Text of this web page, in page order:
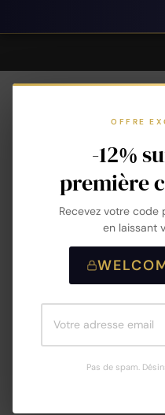
OFFRE
-12%
première
Recevez votre code
en laissant
Pas de spam.
Accueil